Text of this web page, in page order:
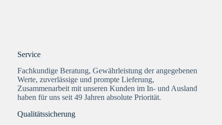
Service
Fachkundige Beratung, Gewährleistung der angegebenen
Werte, zuverlässige und prompte Lieferung,
Zusammenarbeit mit unseren Kunden im In- und Ausland
haben für uns seit 49 Jahren absolute Priorität.
Qualitätssicherung